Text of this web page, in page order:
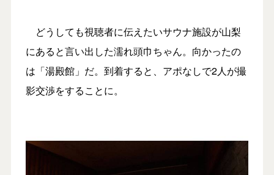
どうしても視聴者に伝えたいサウナ施設が山梨
にあると言い出した濡れ頭巾ちゃん。向かったの
は「湯殿館」だ。到着すると、アポなしで2人が撮
影交渉をすることに。